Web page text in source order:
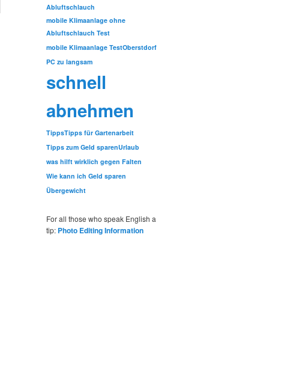
Abluftschlauch
mobile Klimaanlage ohne
Abluftschlauch Test
mobile Klimaanlage TestOberstdorf
PC zu langsam
schnell
abnehmen
TippsTipps für Gartenarbeit
Tipps zum Geld sparenUrlaub
was hilft wirklich gegen Falten
Wie kann ich Geld sparen
Übergewicht
For all those who speak English a
tip: Photo Editing Information